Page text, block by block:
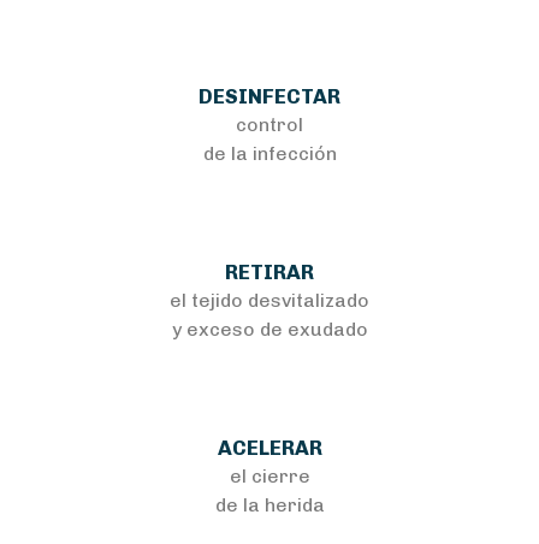
DESINFECTAR
control
de la infección
RETIRAR
el tejido desvitalizado
y exceso de exudado
ACELERAR
el cierre
de la herida